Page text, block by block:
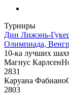
Турниры
Дин Лижэнь-
Олимпиада,
10-ка лучших
Магнус Карлсен
2831
Каруана Фабиано
2803